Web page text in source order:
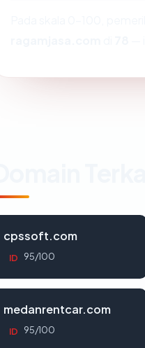
cpssoft.com
ID 95/100
medanrentcar.com
ID 95/100